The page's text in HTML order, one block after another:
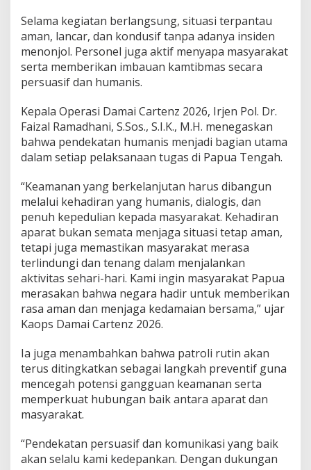
M
a
s
y
a
r
a
t
P
a
a
T
e
n
a
h
Selama kegiatan berlangsung, situasi terpantau
aman, lancar, dan kondusif tanpa adanya insiden
menonjol. Personel juga aktif menyapa masyarakat
serta memberikan imbauan kamtibmas secara
persuasif dan humanis.
Kepala Operasi Damai Cartenz 2026, Irjen Pol. Dr.
Faizal Ramadhani, S.Sos., S.I.K., M.H. menegaskan
bahwa pendekatan humanis menjadi bagian utama
dalam setiap pelaksanaan tugas di Papua Tengah.
“Keamanan yang berkelanjutan harus dibangun
melalui kehadiran yang humanis, dialogis, dan
penuh kepedulian kepada masyarakat. Kehadiran
aparat bukan semata menjaga situasi tetap aman,
tetapi juga memastikan masyarakat merasa
terlindungi dan tenang dalam menjalankan
aktivitas sehari-hari. Kami ingin masyarakat Papua
merasakan bahwa negara hadir untuk memberikan
rasa aman dan menjaga kedamaian bersama,” ujar
Kaops Damai Cartenz 2026.
Ia juga menambahkan bahwa patroli rutin akan
terus ditingkatkan sebagai langkah preventif guna
mencegah potensi gangguan keamanan serta
memperkuat hubungan baik antara aparat dan
masyarakat.
“Pendekatan persuasif dan komunikasi yang baik
akan selalu kami kedepankan. Dengan dukungan